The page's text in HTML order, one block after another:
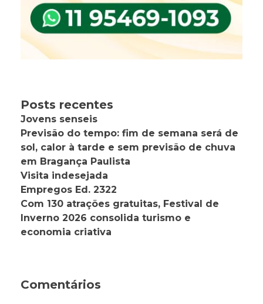
Posts recentes
Jovens senseis
Previsão do tempo: fim de semana será de
sol, calor à tarde e sem previsão de chuva
em Bragança Paulista
Visita indesejada
Empregos Ed. 2322
Com 130 atrações gratuitas, Festival de
Inverno 2026 consolida turismo e
economia criativa
Comentários